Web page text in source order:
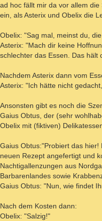
ad hoc fällt mir da vor allem
ein, als Asterix und Obelix die
Obelix: "Sag mal, meinst du,
Asterix: "Mach dir keine
schlechter das Essen. Das hält
Nachdem Asterix dann vom
Asterix: "Ich hätte nicht
Ansonsten gibt es noch die
Gaius Obtus, der (sehr
Obelix mit (fiktiven)
Gaius Obtus:"Probiert das
neuen Rezept angefertigt und
Nachtigallenzungen aus
Barbarenlandes sowie
Gaius Obtus: "Nun, wie findet
Nach dem Kosten dann:
Obelix: "Salzig!"